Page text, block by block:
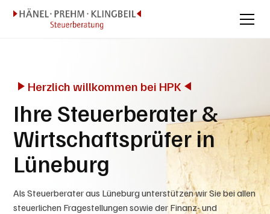
Herzlich willkommen bei HPK
Ihre Steuerberater &
Wirtschaftsprüfer in
Lüneburg
Als Steuerberater aus Lüneburg unterstützen wir Sie bei allen
steuerlichen Fragestellungen sowie der Finanz- und